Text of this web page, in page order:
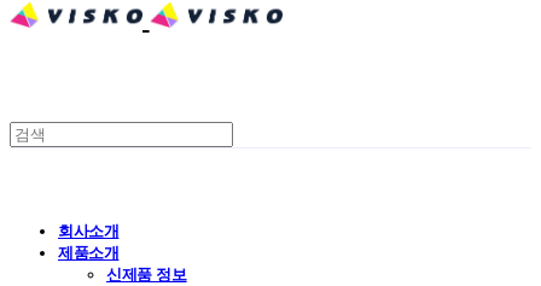
회사소개
제품소개
신제품 정보